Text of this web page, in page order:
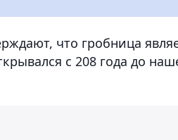
что гробница
с 208 года до